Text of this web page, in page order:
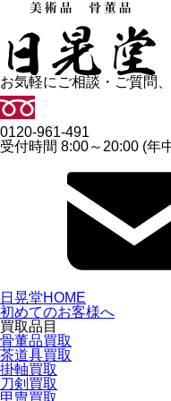
お気軽にご相談・ご質問
0120-961-491
受付時間 8:00～20:00 (年
日晃堂HOME
初めてのお客様へ
買取品目
骨董品買取
茶道具買取
掛軸買取
刀剣買取
甲冑買取